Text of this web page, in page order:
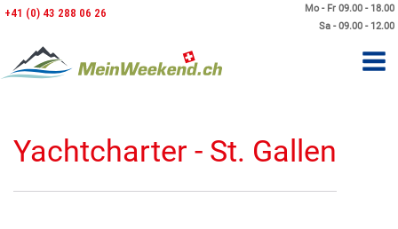
Mo - Fr 09.00 - 18.00
Sa - 09.00 - 12.00
+41 (0) 43 288 06 26
Yachtcharter - St. Gallen